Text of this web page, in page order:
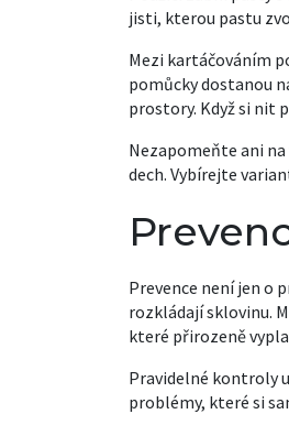
jisti, kterou pastu
Mezi kartáčováním
pomůcky dostanou
prostory. Když si nit
Nezapomeňte ani
dech. Vybírejte
Prevence není jen o
rozkládají sklovinu.
které přirozeně
Pravidelné kontroly
problémy, které si